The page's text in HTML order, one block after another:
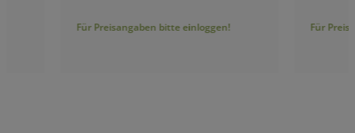
Für Preisangaben bitte einloggen! Für Preisangaben